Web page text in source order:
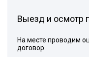
Выезд и осмотр
На месте проводим
договор